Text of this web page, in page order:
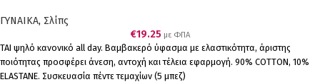
ΓΥΝΑΙΚΑ, Σλίπς
€19.25 με ΦΠΑ
ΤΑΙ ψηλό κανονικό all day. Βαμβακερό ύφασμα με ελαστικότητα, άριστης
ποιότητας προσφέρει άνεση, αντοχή και τέλεια εφαρμογή. 90% COTTON, 10%
ELASTANE. Συσκευασία πέντε τεμαχίων (5 μπεζ)